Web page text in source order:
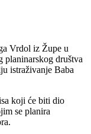
Vrdol iz Župe u
planinarskog društva
istraživanje Baba
koji će biti dio
se planira